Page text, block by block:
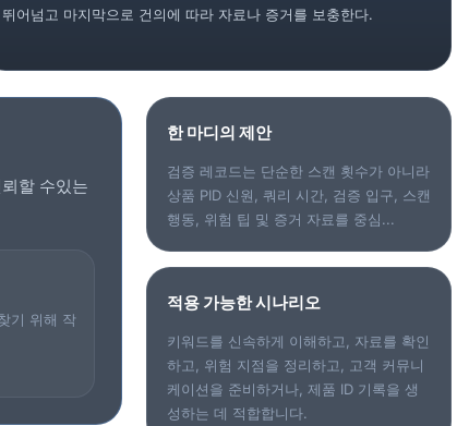
뛰어넘고 마지막으로 건의에 따라 자료나 증거를 보충한다.
할 수있는
기 위해 작
한 마디의 제안
검증 레코드는 단순한 스캔 횟수가 아니라
상품 PID 신원, 쿼리 시간, 검증 입구, 스캔
행동, 위험 팁 및 증거 자료를 중심...
적용 가능한 시나리오
키워드를 신속하게 이해하고, 자료를 확인
하고, 위험 지점을 정리하고, 고객 커뮤니
케이션을 준비하거나, 제품 ID 기록을 생
성하는 데 적합합니다.